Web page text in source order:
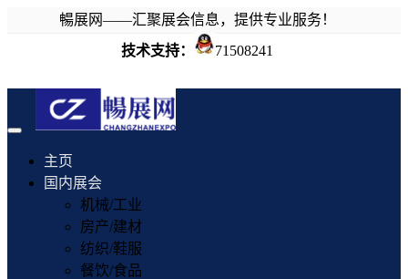
暢展网——汇聚展会信息，提供专业服务！
技术支持：
71508241
Toggle
navigation
主页
国内展会
机械/工业
房产/建材
纺织/鞋服
餐饮/食品